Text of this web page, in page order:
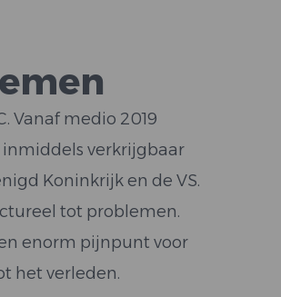
Vanaf medio 2019
inmiddels verkrijgbaar
Koninkrijk en de VS.
tot problemen.
enorm pijnpunt voor
het verleden.